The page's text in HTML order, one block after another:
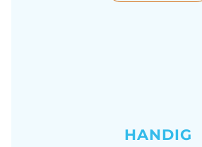
HANDIG